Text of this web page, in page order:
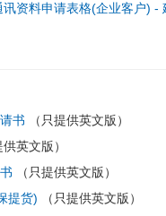
资料申请表格(企业客户) -
书
（只提供英文版）
供英文版）
（只提供英文版）
提货)
（只提供英文版）